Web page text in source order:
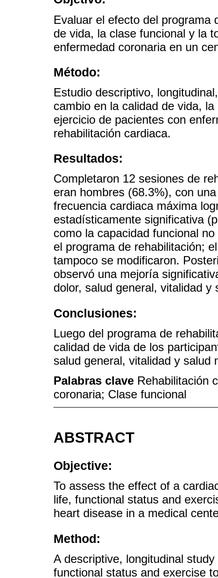
Evaluar el efecto del programa
de vida, la clase funcional y la
enfermedad coronaria en un
Método:
Estudio descriptivo,
cambio en la calidad de vida,
ejercicio de pacientes con
rehabilitación cardiaca.
Resultados:
Completaron 12 sesiones de
eran hombres (68.3%), con
frecuencia cardiaca máxima
estadísticamente significativa
como la capacidad funcional
el programa de rehabilitación;
tampoco se modificaron.
observó una mejoría
dolor, salud general, vitalidad y
Conclusiones:
Luego del programa de
calidad de vida de los
salud general, vitalidad y salud
Palabras clave Rehabilitación
coronaria; Clase funcional
ABSTRACT
Objective:
To assess the effect of a
life, functional status and
heart disease in a medical
Method:
A descriptive, longitudinal
functional status and exercise